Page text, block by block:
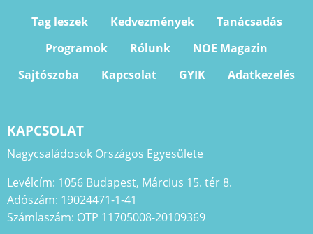
Tag leszek Kedvezmények
Tanácsadás
Programok
Rólunk
NOE Magazin
Sajtószoba
Kapcsolat GYIK Adatkezelés
KAPCSOLAT
Nagycsaládosok Országos Egyesülete
Levélcím: 1056 Budapest, Március 15. tér 8.
Adószám: 19024471-1-41
Számlaszám: OTP 11705008-20109369